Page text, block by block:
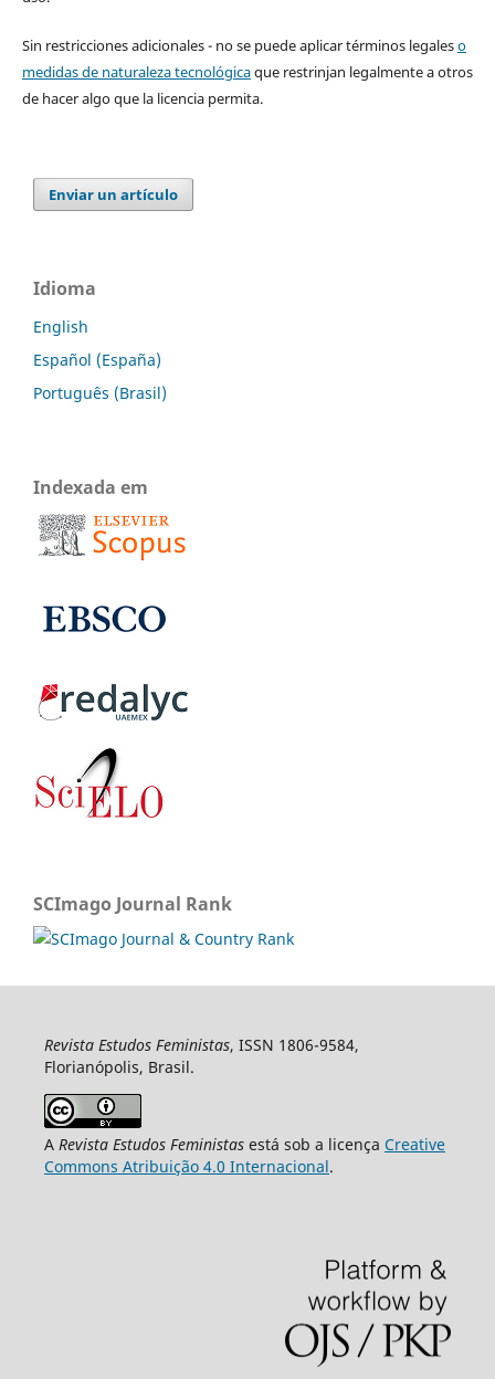
Sin restricciones adicionales - no se puede aplicar términos legaleso
medidas de naturaleza tecnológicaque restrinjan legalmente a otros
de hacer algo que la licencia permita.
Enviar un artículo
Idioma
English
Español (España)
Português (Brasil)
Indexada em
SCImago Journal Rank
Revista Estudos Feministas, ISSN 1806-9584,
Florianópolis, Brasil.
A Revista Estudos Feministasestá sob a licença Creative
Commons Atribuição 4.0 Internacional.